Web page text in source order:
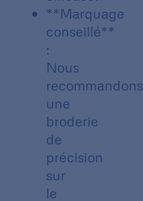
**Marquage
conseillé**
:
Nous
recommandons
une
broderie
de
précision
sur
le